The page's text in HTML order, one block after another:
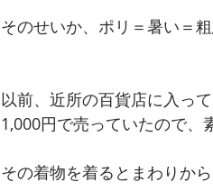
そのせいか、ポリ＝暑い＝
以前、近所の百貨店に入っ
1,000円で売っていたので、
その着物を着るとまわりから